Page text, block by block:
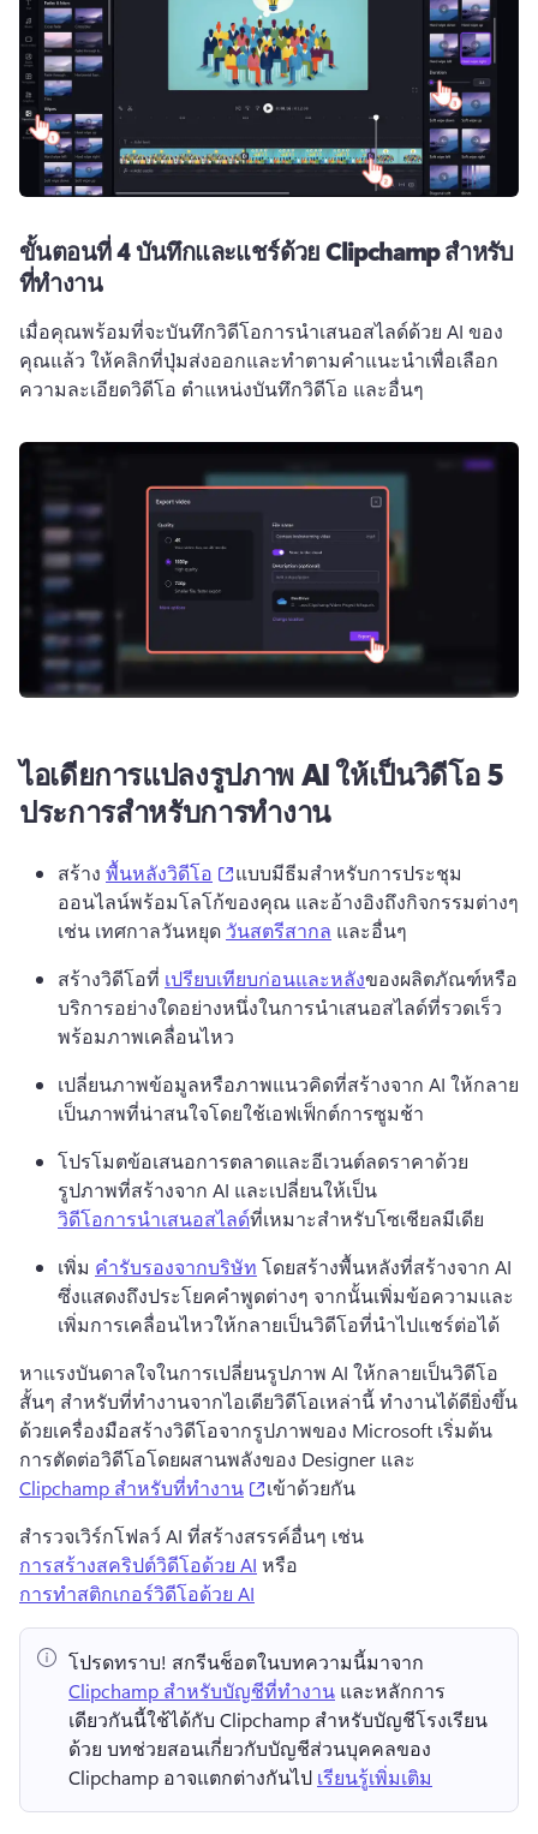
ขั้นตอนที่ 4บันทึกและแชร์ด้วย Clipchamp สำหรับ
ที่ทำงาน
เมื่อคุณพร้อมที่จะบันทึกวิดีโอการนำเสนอสไลด์ด้วย AI ของ
คุณแล้ว ให้คลิกที่ปุ่มส่งออกและทำตามคำแนะนำเพื่อเลือก
ความละเอียดวิดีโอ ตำแหน่งบันทึกวิดีโอ และอื่นๆ
ไอเดียการแปลงรูปภาพ AI ให้เป็นวิดีโอ 5
ประการสำหรับการทำงาน
สร้าง พื้นหลังวิดีโอ (opens in a new tab)
แบบมีธีมสำหรับการประชุม
ออนไลน์พร้อมโลโก้ของคุณ และอ้างอิงถึงกิจกรรมต่างๆ
เช่น เทศกาลวันหยุด วันสตรีสากล และอื่นๆ
สร้างวิดีโอที่ เปรียบเทียบก่อนและหลังของผลิตภัณฑ์หรือ
บริการอย่างใดอย่างหนึ่งในการนำเสนอสไลด์ที่รวดเร็ว
พร้อมภาพเคลื่อนไหว
เปลี่ยนภาพข้อมูลหรือภาพแนวคิดที่สร้างจาก AI ให้กลาย
เป็นภาพที่น่าสนใจโดยใช้เอฟเฟ็กต์การซูมช้า
โปรโมตข้อเสนอการตลาดและอีเวนต์ลดราคาด้วย
รูปภาพที่สร้างจาก AI และเปลี่ยนให้เป็น
วิดีโอการนำเสนอสไลด์ที่เหมาะสำหรับโซเชียลมีเดีย
เพิ่ม คำรับรองจากบริษัท โดยสร้างพื้นหลังที่สร้างจาก AI
ซึ่งแสดงถึงประโยคคำพูดต่างๆ จากนั้นเพิ่มข้อความและ
เพิ่มการเคลื่อนไหวให้กลายเป็นวิดีโอที่นำไปแชร์ต่อได้
หาแรงบันดาลใจในการเปลี่ยนรูปภาพ AI ให้กลายเป็นวิดีโอ
สั้นๆ สำหรับที่ทำงานจากไอเดียวิดีโอเหล่านี้ ทำงานได้ดียิ่งขึ้น
ด้วยเครื่องมือสร้างวิดีโอจากรูปภาพของ Microsoft เริ่มต้น
การตัดต่อวิดีโอโดยผสานพลังของ Designer และ
Clipchamp สำหรับที่ทำงาน
(opens in a new tab)
เข้าด้วยกัน
สำรวจเวิร์กโฟลว์ AI ที่สร้างสรรค์อื่นๆ เช่น
การสร้างสคริปต์วิดีโอด้วย AI หรือ
การทำสติกเกอร์วิดีโอด้วย AI
โปรดทราบ!
Clipchamp สำหรับบัญชีที่ทำงาน และหลักการ
เดียวกันนี้ใช้ได้กับ Clipchamp สำหรับบัญชีโรงเรียน
ด้วย บทช่วยสอนเกี่ยวกับบัญชีส่วนบุคคลของ
Clipchamp อาจแตกต่างกันไป เรียนรู้เพิ่มเติม